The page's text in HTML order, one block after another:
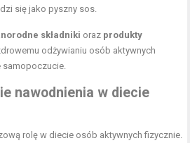
się jako pyszny sos.
składniki oraz produkty
odżywianiu osób aktywnych
samopoczucie.
nawodnienia w diecie
rolę w diecie osób aktywnych fizycznie.